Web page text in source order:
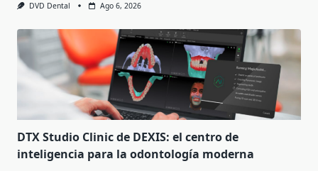
DVD Dental Ago 6, 2026
DTX Studio Clinic de DEXIS: el centro de
inteligencia para la odontología moderna